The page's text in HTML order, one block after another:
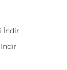
İndir